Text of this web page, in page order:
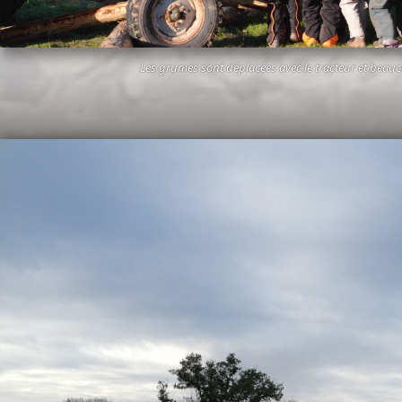
Les grumes sont déplacées avec le tracteur et